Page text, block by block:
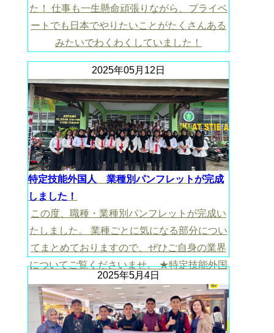
た！ 仕事も一生懸命頑張りながら、プライベ
ートでも日本でやりたいことがたくさんある
みたいでわくわくしていました！
2025年05月12日
特定技能外国人 業種別パンフレットが完成
しました！
この度、職種・業種別パンフレットが完成い
たしました。 業種ごとに気になる部分につい
てまとめておりますので、ぜひご自身の業界
についてご覧くださいませ。 ★特定技能外国
人 ◎農業
https://drive.google.com/file/d/
usp=drive_link
2025年5月4日